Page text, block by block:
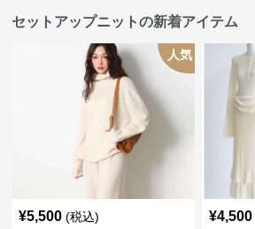
セットアップニットの新着アイテム
人気
¥5,500 (税込) ¥4,500